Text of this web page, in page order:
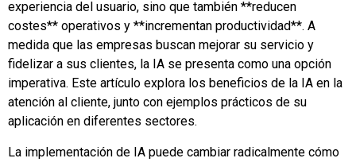
experiencia del usuario, sino que también **reducen
costes** operativos y **incrementan productividad**. A
medida que las empresas buscan mejorar su servicio y
fidelizar a sus clientes, la IA se presenta como una opción
imperativa. Este artículo explora los beneficios de la IA en la
atención al cliente, junto con ejemplos prácticos de su
aplicación en diferentes sectores.
La implementación de IA puede cambiar radicalmente cómo